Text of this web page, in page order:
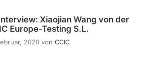
Xiaojian Wang von der
Europe-Testing S.L.
2020 von CCIC